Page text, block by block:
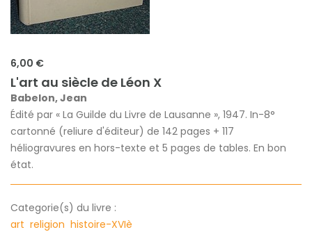
6,00 €
L'art au siècle de Léon X
Babelon, Jean
Édité par « La Guilde du Livre de Lausanne », 1947. In-8°
cartonné (reliure d'éditeur) de 142 pages + 117
héliogravures en hors-texte et 5 pages de tables. En bon
état.
Categorie(s) du livre :
art religion histoire-XVIè